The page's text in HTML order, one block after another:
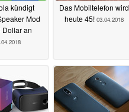
kündigt
Mod
Dollar an
Das Mobiltelefon wird
heute 45! 03.04.2018